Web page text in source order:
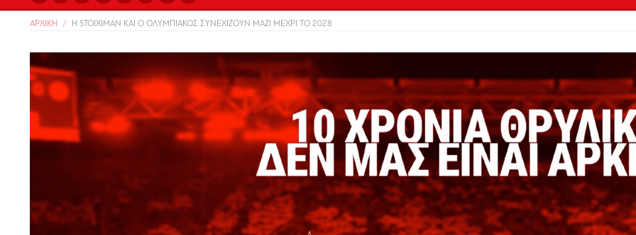
ΑΡΧΙΚΗ Η STOIXIMAN ΚΑΙ Ο ΟΛΥΜΠΙΑΚΟΣ ΣΥΝΕΧΙΖΟΥΝ ΜΑΖΙ ΜΕΧΡΙ ΤΟ 2028